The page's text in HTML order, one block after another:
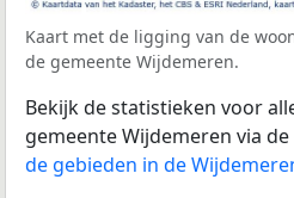
Kaart met de ligging van de
de gemeente Wijdemeren.
Bekijk de statistieken voor
gemeente Wijdemeren via de
de gebieden in de